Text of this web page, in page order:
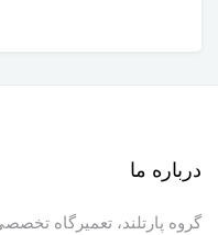
درباره ما
گروه پارتلند، تعمیرگاه